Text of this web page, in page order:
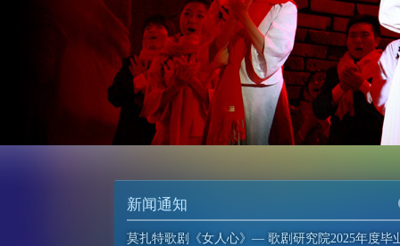
新闻通知
莫扎特歌剧《女人心》— 歌剧研究院2025年度毕